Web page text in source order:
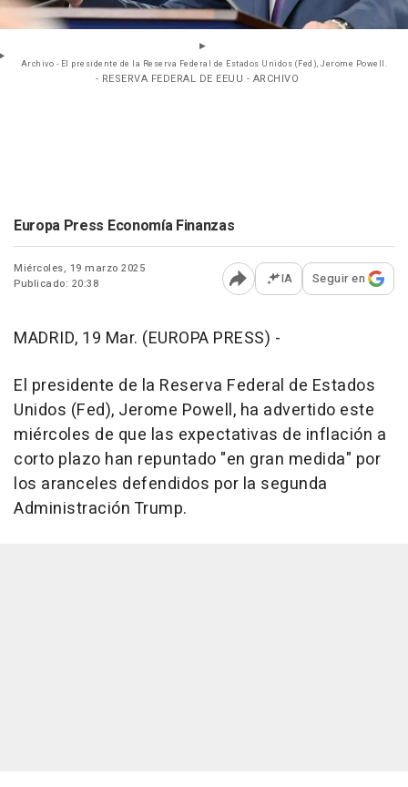
Archivo - El presidente de la Reserva Federal de Estados Unidos (Fed), Jerome Powell.
- RESERVA FEDERAL DE EEUU - ARCHIVO
Europa Press Economía Finanzas
Miércoles, 19 marzo 2025
Publicado: 20:38
Abrir opciones para
IA Seguir en
MADRID, 19 Mar. (EUROPA PRESS) -
El presidente de la Reserva Federal de Estados
Unidos (Fed), Jerome Powell, ha advertido este
miércoles de que las expectativas de inflación a
corto plazo han repuntado "en gran medida" por
los aranceles defendidos por la segunda
Administración Trump.